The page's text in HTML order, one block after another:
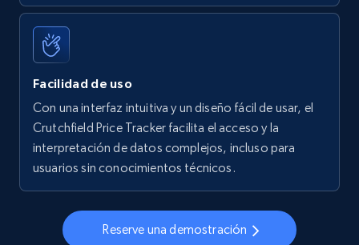
URL, Final price, Sku, Currency, Gtin,
Specifications, Image urls, Top reviews, and
more.
Walmart - products - Collects products by
specific keywords
URL, Final price, Sku, Currency, Gtin,
Specifications, Image urls, Top reviews, and
Facilidad de uso
Con una interfaz intuitiva y un diseño fácil de usar, el
Crutchfield Price Tracker facilita el acceso y la
interpretación de datos complejos, incluso para
usuarios sin conocimientos técnicos.
Reserve una demostración